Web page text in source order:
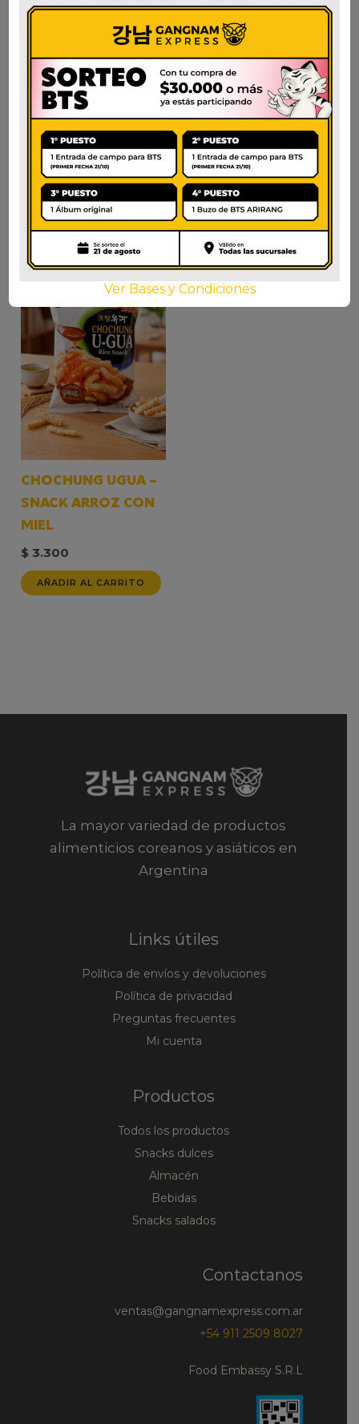
CHOCO HOMERUN
BALL
3.000
AÑADIR AL CARRITO
WALKER’S
SHORTBREAD
FINGERS 150gr
19.500
AÑADIR AL CARRITO
CHOCHUNG UGUA –
SNACK ARROZ CON
MIEL
$ 3.300
AÑADIR AL CARRITO
La mayor variedad de productos
alimenticios coreanos y asiáticos en
Argentina
Links útiles
Política de envíos y devoluciones
Política de privacidad
Preguntas frecuentes
Mi cuenta
Productos
Todos los productos
Snacks dulces
Almacén
Bebidas
Snacks salados
Contactanos
ventas@gangnamexpress.com.ar
+54 911 2509 8027
Food Embassy S.R.L
Ver Bases y Condiciones